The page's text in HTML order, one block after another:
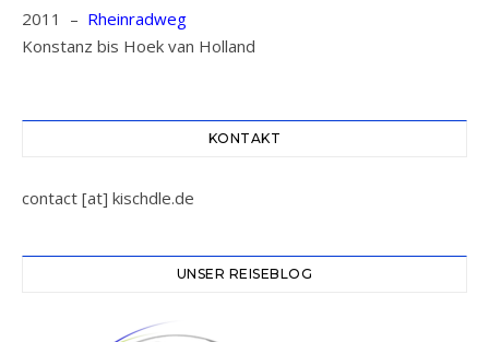
2011 – Rheinradweg
Konstanz bis Hoek van Holland
KONTAKT
contact [at] kischdle.de
UNSER REISEBLOG